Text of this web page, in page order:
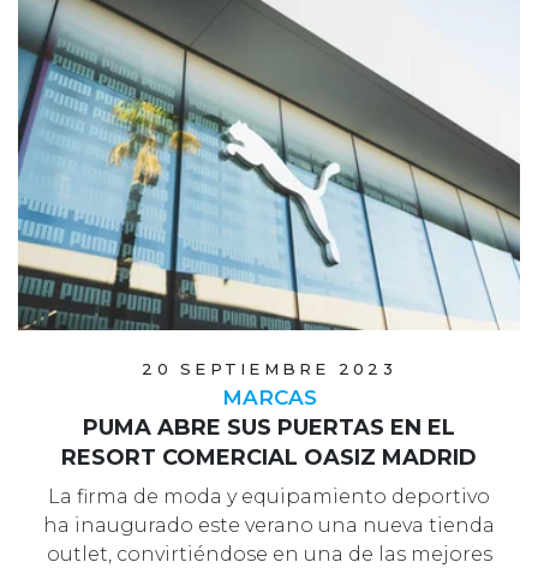
20 SEPTIEMBRE 2023
MARCAS
PUMA ABRE SUS PUERTAS EN EL
RESORT COMERCIAL OASIZ MADRID
La firma de moda y equipamiento deportivo
ha inaugurado este verano una nueva tienda
outlet, convirtiéndose en una de las mejores